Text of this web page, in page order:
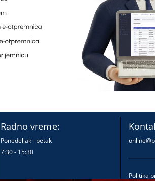
Radno vreme:
Ponedeljak - petak
7:30 - 15:30
Politika